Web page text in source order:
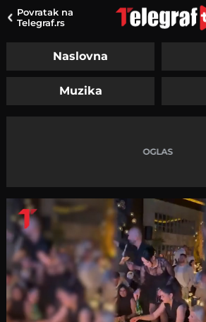
Povratak na
Telegraf.rs
Naslovna
Muzika